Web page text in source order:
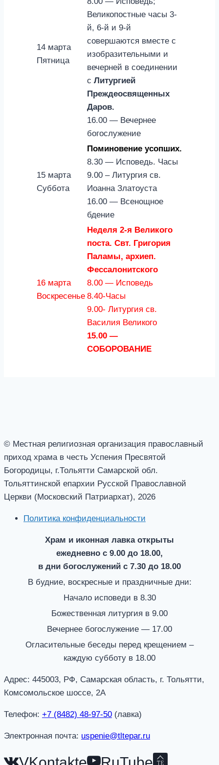
14 марта
Пятница
Великопостные часы 3-
й, 6-й и 9-й
совершаются вместе с
изобразительными и
вечерней в соединении
с Литургией
Преждеосвященных
Даров.
16.00 — Вечернее
богослужение
15 марта
Суббота
Поминовение усопших.
8.30 — Исповедь. Часы
9.00 – Литургия св.
Иоанна Златоуста
16.00 — Всенощное
бдение
16 марта
Воскресенье
Неделя 2-я Великого
поста. Свт. Григория
Паламы, архиеп.
Фессалонитского
8.00 — Исповедь
8.40-Часы
9.00- Литургия св.
Василия Великого
15.00 —
СОБОРОВАНИЕ
© Местная религиозная организация православный
приход храма в честь Успения Пресвятой
Богородицы, г.Тольятти Самарской обл.
Тольяттинской епархии Русской Православной
Церкви (Московский Патриархат), 2026
Политика конфиденциальности
Храм и иконная лавка открыты
ежедневно с 9.00 до 18.00,
в дни богослужений с 7.30 до 18.00
В будние, воскресные и праздничные дни:
Начало исповеди в 8.30
Божественная литургия в 9.00
Вечернее богослужение — 17.00
Огласительные беседы перед крещением –
каждую субботу в 18.00
Адрес: 445003, РФ, Самарская область, г. Тольятти,
Комсомольское шоссе, 2А
Телефон: +7 (8482) 48-97-50 (лавка)
Электронная почта: uspenie@tltepar.ru